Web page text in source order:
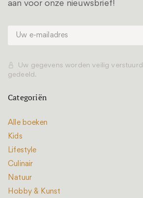
aan voor onze nieuwsbrief!
Uw gegevens worden veilig
gedeeld.
Categoriën
Alle boeken
Kids
Lifestyle
Culinair
Natuur
Hobby & Kunst